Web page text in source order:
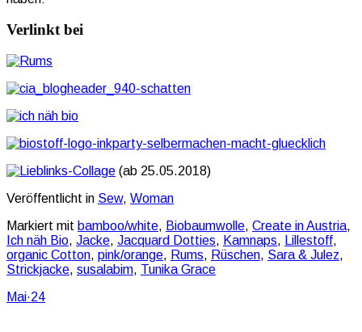
Verlinkt bei
(ab 25.05.2018)
Veröffentlicht in Sew, Woman
Markiert mit bamboo/white, Biobaumwolle, Create in Austria,
Ich näh Bio, Jacke, Jacquard Dotties, Kamnaps, Lillestoff,
organic Cotton, pink/orange, Rums, Rüschen, Sara & Julez,
Strickjacke, susalabim, Tunika Grace
Mai·24